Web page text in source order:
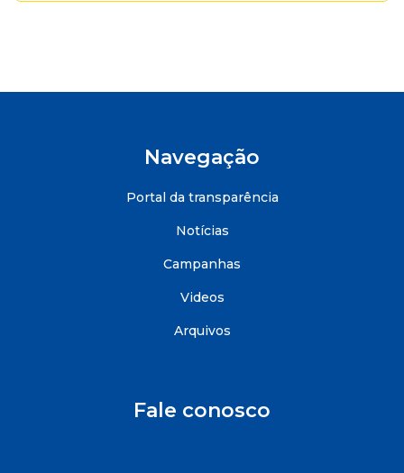
Navegação
Portal da transparência
Notícias
Campanhas
Videos
Arquivos
Fale conosco